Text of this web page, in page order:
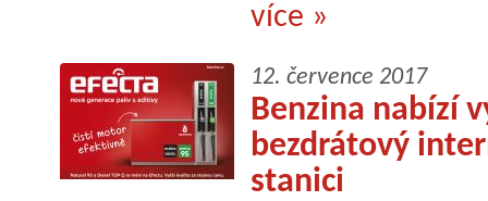
více »
12. července 2017
Benzina nabízí
bezdrátový
stanici